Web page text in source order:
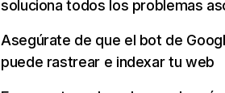
soluciona todos los problemas
Asegúrate de que el bot de
puede rastrear e indexar tu web